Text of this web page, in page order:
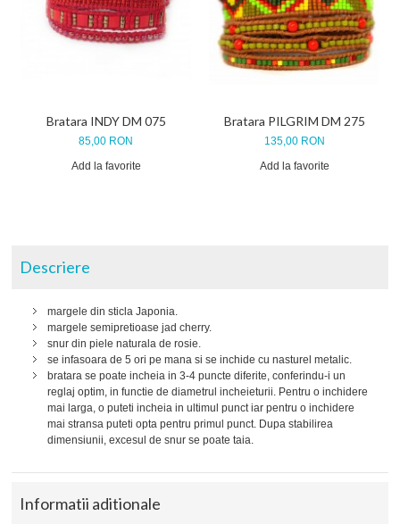
Bratara INDY DM 075
85,00 RON
Add la favorite
Bratara PILGRIM DM 275
135,00 RON
Add la favorite
Descriere
margele din sticla Japonia.
margele semipretioase jad cherry.
snur din piele naturala de rosie.
se infasoara de 5 ori pe mana si se inchide cu nasturel metalic.
bratara se poate incheia in 3-4 puncte diferite, conferindu-i un
reglaj optim, in functie de diametrul incheieturii. Pentru o inchidere
mai larga, o puteti incheia in ultimul punct iar pentru o inchidere
mai stransa puteti opta pentru primul punct. Dupa stabilirea
dimensiunii, excesul de snur se poate taia.
Informatii aditionale